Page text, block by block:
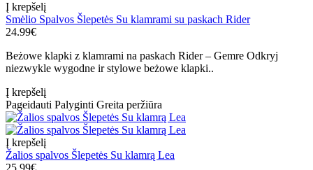
Į krepšelį
Smėlio Spalvos Šlepetės Su klamrami su paskach Rider
24.99€
Beżowe klapki z klamrami na paskach Rider – Gemre Odkryj
niezwykle wygodne ir stylowe beżowe klapki..
Į krepšelį
Pageidauti Palyginti Greita peržiūra
Į krepšelį
Žalios spalvos Šlepetės Su klamrą Lea